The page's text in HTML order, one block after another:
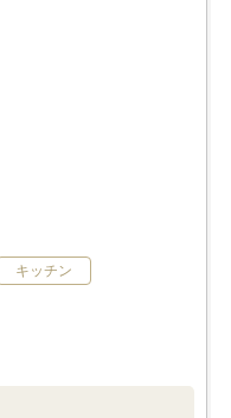
キッチン